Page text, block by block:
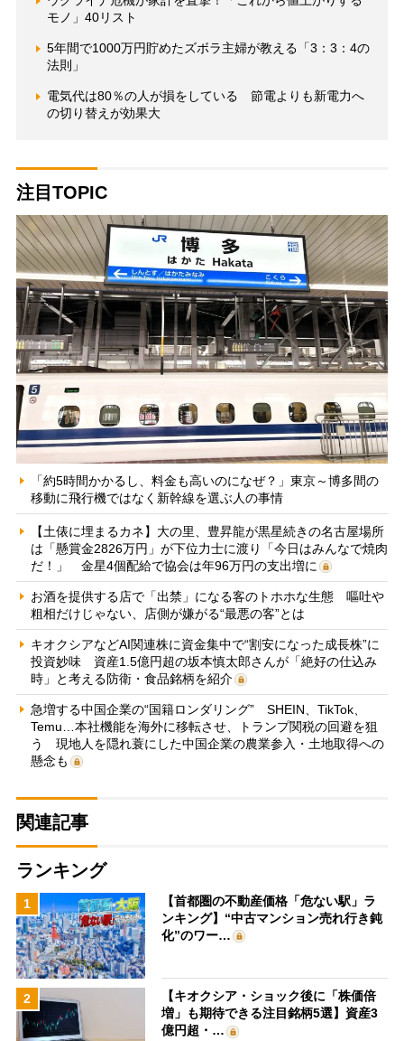
モノ」40リスト
5年間で1000万円貯めたズボラ主婦が教える「3：3：4の
法則」
電気代は80％の人が損をしている 節電よりも新電力へ
の切り替えが効果大
注目TOPIC
「約5時間かかるし、料金も高いのになぜ？」東京～博多間の
移動に飛行機ではなく新幹線を選ぶ人の事情
【土俵に埋まるカネ】大の里、豊昇龍が黒星続きの名古屋場所
は「懸賞金2826万円」が下位力士に渡り「今日はみんなで焼肉
だ！」 金星4個配給で協会は年96万円の支出増に
お酒を提供する店で「出禁」になる客のトホホな生態 嘔吐や
粗相だけじゃない、店側が嫌がる“最悪の客”とは
キオクシアなどAI関連株に資金集中で“割安になった成長株”に
投資妙味 資産1.5億円超の坂本慎太郎さんが「絶好の仕込み
時」と考える防衛・食品銘柄を紹介
急増する中国企業の“国籍ロンダリング” SHEIN、TikTok、
Temu…本社機能を海外に移転させ、トランプ関税の回避を狙
う 現地人を隠れ蓑にした中国企業の農業参入・土地取得への
懸念も
関連記事
ランキング
1
【首都圏の不動産価格「危ない駅」ラ
ンキング】“中古マンション売れ行き鈍
化”のワー…
2
【キオクシア・ショック後に「株価倍
増」も期待できる注目銘柄5選】資産3
億円超・…